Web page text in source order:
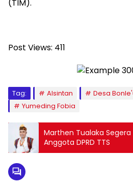
(TIM).
Post Views: 411
Tag: Alsintan Desa
Yumeding Fobia
Marthen Tualaka Segera
Anggota DPRD TTS